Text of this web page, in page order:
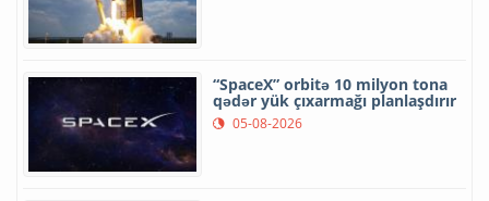
“SpaceX” orbitə 10 milyon tona
qədər yük çıxarmağı planlaşdırır
05-08-2026